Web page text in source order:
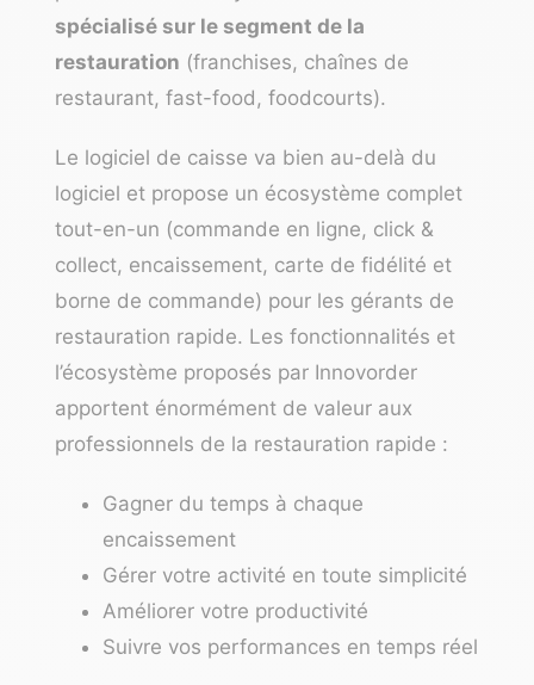
spécialisé sur le segment de la
restauration (franchises, chaînes de
restaurant, fast-food, foodcourts).
Le logiciel de caisse va bien au-delà du
logiciel et propose un écosystème complet
tout-en-un (commande en ligne, click &
collect, encaissement, carte de fidélité et
borne de commande) pour les gérants de
restauration rapide. Les fonctionnalités et
l’écosystème proposés par Innovorder
apportent énormément de valeur aux
professionnels de la restauration rapide :
Gagner du temps à chaque
encaissement
Gérer votre activité en toute simplicité
Améliorer votre productivité
Suivre vos performances en temps réel